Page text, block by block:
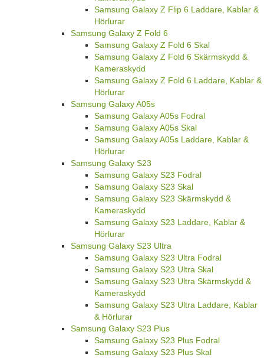
Samsung Galaxy Z Flip 6 Laddare, Kablar &
Hörlurar
Samsung Galaxy Z Fold 6
Samsung Galaxy Z Fold 6 Skal
Samsung Galaxy Z Fold 6 Skärmskydd &
Kameraskydd
Samsung Galaxy Z Fold 6 Laddare, Kablar &
Hörlurar
Samsung Galaxy A05s
Samsung Galaxy A05s Fodral
Samsung Galaxy A05s Skal
Samsung Galaxy A05s Laddare, Kablar &
Hörlurar
Samsung Galaxy S23
Samsung Galaxy S23 Fodral
Samsung Galaxy S23 Skal
Samsung Galaxy S23 Skärmskydd &
Kameraskydd
Samsung Galaxy S23 Laddare, Kablar &
Hörlurar
Samsung Galaxy S23 Ultra
Samsung Galaxy S23 Ultra Fodral
Samsung Galaxy S23 Ultra Skal
Samsung Galaxy S23 Ultra Skärmskydd &
Kameraskydd
Samsung Galaxy S23 Ultra Laddare, Kablar
& Hörlurar
Samsung Galaxy S23 Plus
Samsung Galaxy S23 Plus Fodral
Samsung Galaxy S23 Plus Skal